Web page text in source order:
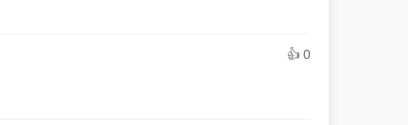
👍 0